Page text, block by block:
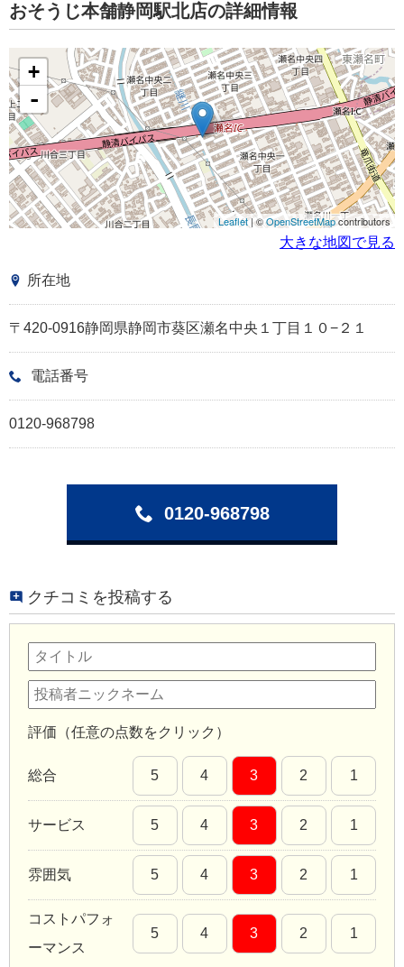
おそうじ本舗静岡駅北店の詳細情報
+
-
Leaflet| ©OpenStreetMapcontributors
大きな地図で見る
所在地
〒420-0916静岡県静岡市葵区瀬名中央１丁目１０−２１
電話番号
0120-968798
0120-968798
クチコミを投稿する
評価（任意の点数をクリック）
総合 5 4 3 2 1
サービス 5 4 3 2 1
雰囲気 5 4 3 2 1
コストパフォ
ーマンス
5 4 3 2 1